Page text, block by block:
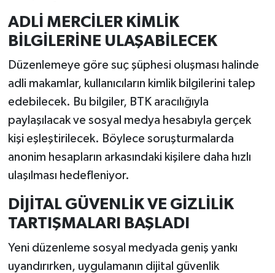
ADLİ MERCİLER KİMLİK
BİLGİLERİNE ULAŞABİLECEK
Düzenlemeye göre suç şüphesi oluşması halinde
adli makamlar, kullanıcıların kimlik bilgilerini talep
edebilecek. Bu bilgiler, BTK aracılığıyla
paylaşılacak ve sosyal medya hesabıyla gerçek
kişi eşleştirilecek. Böylece soruşturmalarda
anonim hesapların arkasındaki kişilere daha hızlı
ulaşılması hedefleniyor.
DİJİTAL GÜVENLİK VE GİZLİLİK
TARTIŞMALARI BAŞLADI
Yeni düzenleme sosyal medyada geniş yankı
uyandırırken, uygulamanın dijital güvenlik